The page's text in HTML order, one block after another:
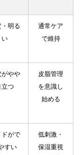
明る
い
通常ケア
で維持
がやや
立つ
皮脂管理
を意識し
始める
ドがで
すい
低刺激・
保湿重視